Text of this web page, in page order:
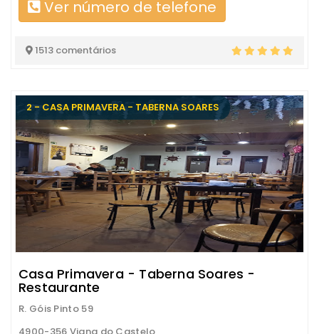
Ver número de telefone
1513 comentários
2 - CASA PRIMAVERA - TABERNA SOARES
Casa Primavera - Taberna Soares -
Restaurante
R. Góis Pinto 59